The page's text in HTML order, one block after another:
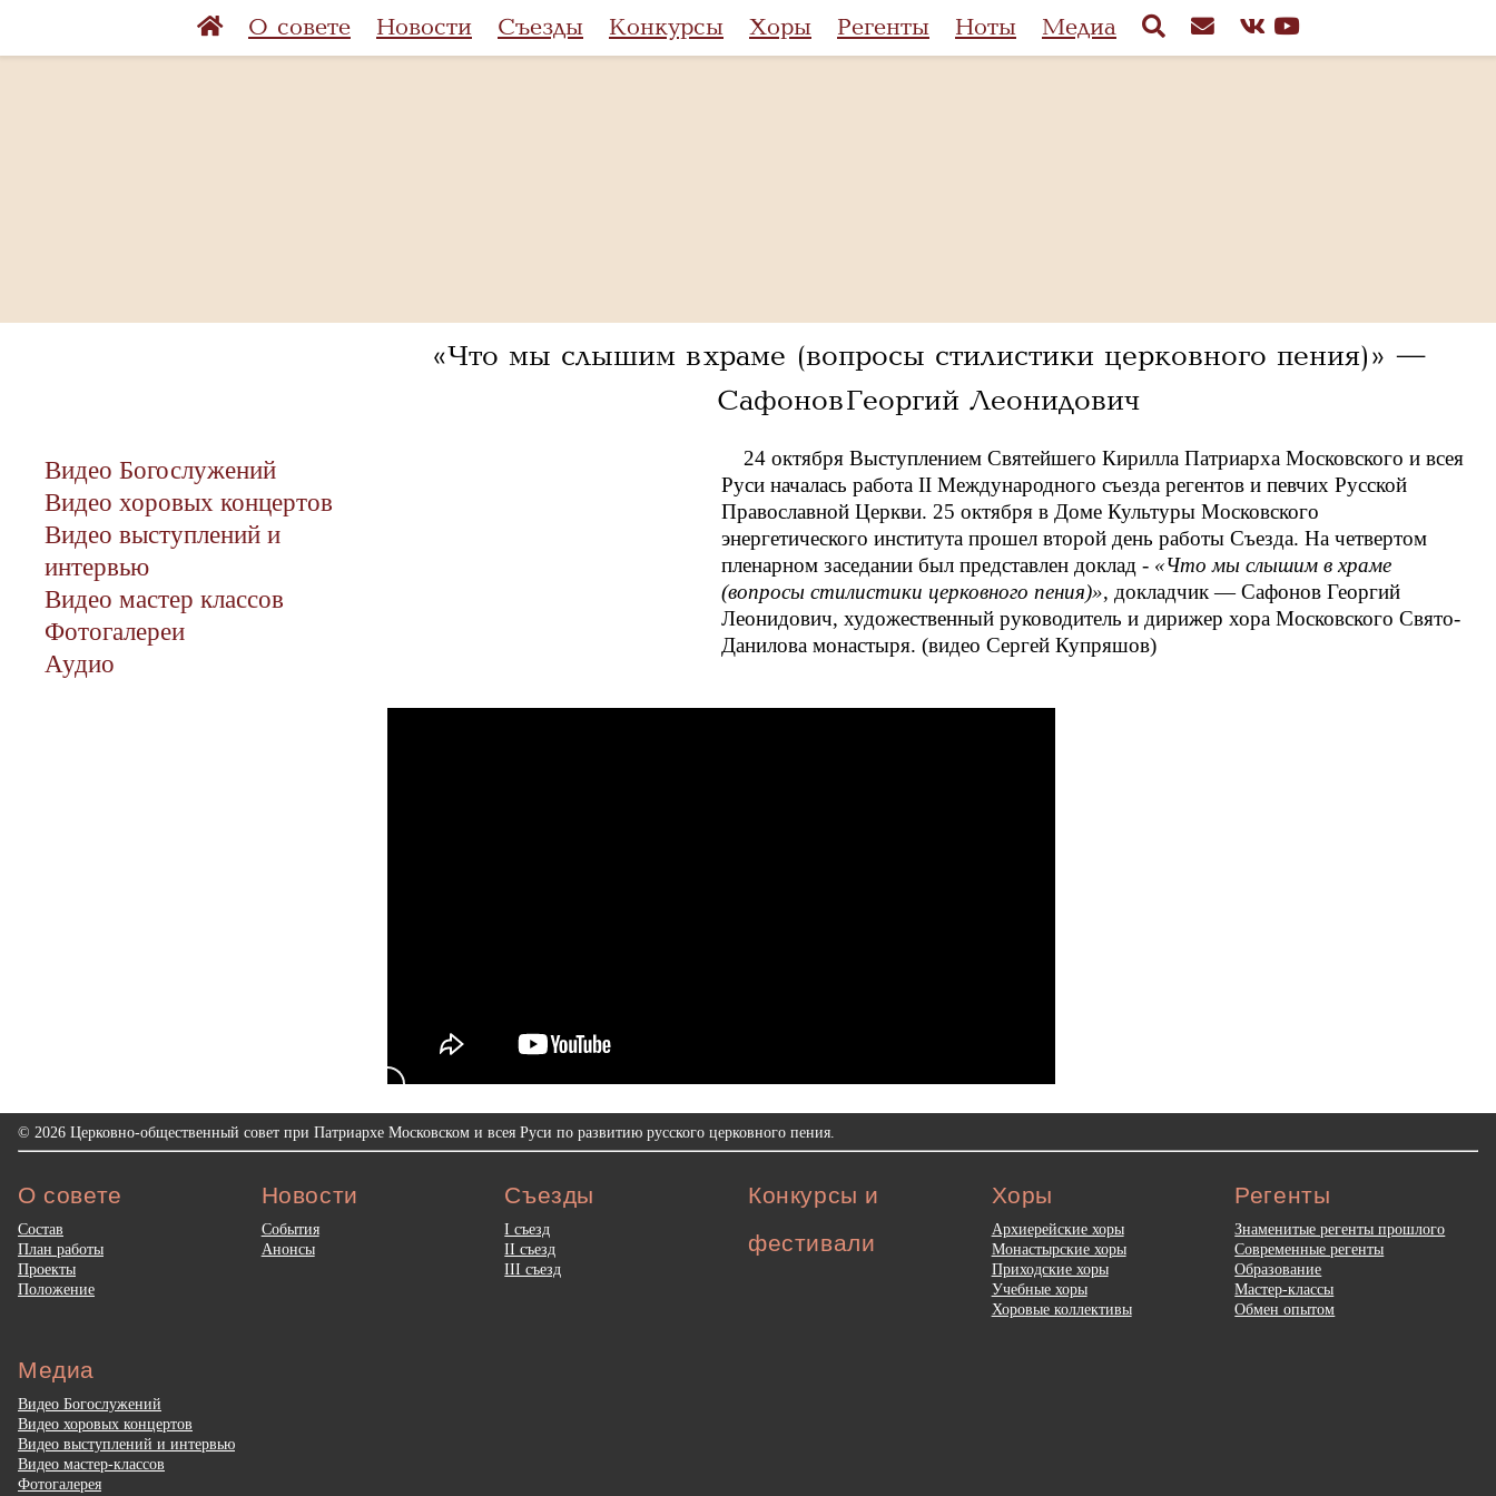
О совете Новости Съезды Конкурсы Хоры Регенты Ноты Медиа
«Что мы слышим в храме (вопросы стилистики церковного пения)» —
Сафонов Георгий Леонидович
Видео Богослужений
Видео хоровых концертов
Видео выступлений и
интервью
Видео мастер классов
Фотогалереи
Аудио
24 октября Выступлением Святейшего Кирилла Патриарха Московского и всея
Руси началась работа II Международного съезда регентов и певчих Русской
Православной Церкви. 25 октября в Доме Культуры Московского
энергетического института прошел второй день работы Съезда. На четвертом
пленарном заседании был представлен доклад - «Что мы слышим в храме
(вопросы стилистики церковного пения)», докладчик — Сафонов Георгий
Леонидович, художественный руководитель и дирижер хора Московского Свято-
Данилова монастыря. (видео Сергей Купряшов)
© 2026 Церковно-общественный совет при Патриархе Московском и всея Руси по развитию русского церковного пения.
О совете
Состав
План работы
Проекты
Положение
Новости
События
Анонсы
Съезды
I съезд
II съезд
III съезд
Конкурсы и
фестивали
Хоры
Архиерейские хоры
Монастырские хоры
Приходские хоры
Учебные хоры
Хоровые коллективы
Регенты
Знаменитые регенты прошлого
Современные регенты
Образование
Мастер-классы
Обмен опытом
Медиа
Видео Богослужений
Видео хоровых концертов
Видео выступлений и интервью
Видео мастер-классов
Фотогалерея